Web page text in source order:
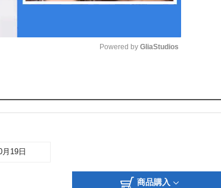
u
Powered by GliaStudios
19日
商品購入